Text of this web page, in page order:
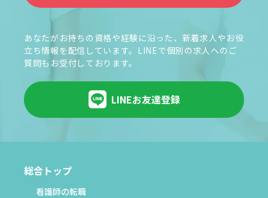
あなたがお持ちの資格や経験に沿った、新着求人やお役
立ち情報を配信しています。LINEで個別の求人へのご
質問もお受付しております。
LINEお友達登録
総合トップ
看護師の転職